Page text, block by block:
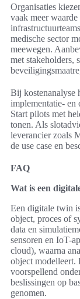
Organisaties
vaak meer
medische sector
meewegen.
met stakeholders,
Bij kostenanalyse
implementatie- en
Start pilots met
tonen. Als
leverancier zoals
de use case en
FAQ
Wat is een
Een digitale twin
object, proces of
data en
sensoren en IoT-
cloud), waarna
object modelleert.
voorspellend
beslissingen op
genomen.